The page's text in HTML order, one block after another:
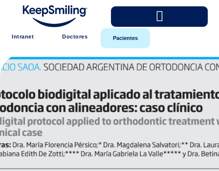
Intranet Doctores Pacientes